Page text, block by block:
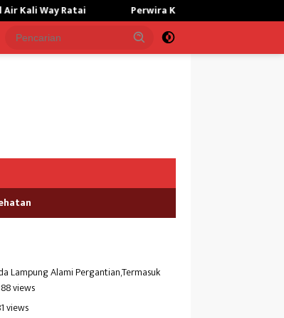
Perwira Kilang Balongan Gelar Doa
Lampung Alami Pergantian,Termasuk
views
views